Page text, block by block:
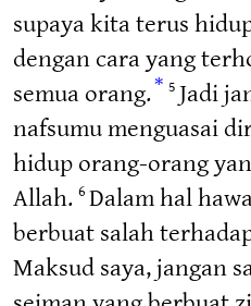
supaya kita terus
dengan cara yang
semua orang.* 5 Jadi
nafsumu menguasai
hidup orang-orang
Allah. 6 Dalam hal
berbuat salah
Maksud saya, jangan